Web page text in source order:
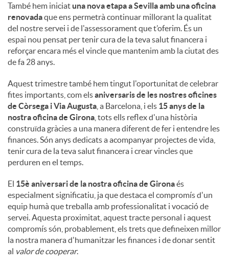
També hem iniciat una nova etapa a Sevilla amb una oficina
renovadaque ens permetrà continuar millorant la qualitat
del nostre servei i de l'assessorament que t’oferim. És un
espai nou pensat per tenir cura de la teva salut financera i
reforçar encara més el vincle que mantenim amb la ciutat des
de fa 28 anys.
Aquest trimestre també hem tingut l'oportunitat de celebrar
fites importants, com elsaniversaris de les nostres oficines
de Còrsega i Via Augusta , a Barcelona, ​​i els 15 anys de la
nostra oficina de Girona , tots ells reflex d'una història
construïda gràcies a una manera diferent de fer i entendre les
finances. Són anys dedicats a acompanyar projectes de vida,
tenir cura de la teva salut financera i crear vincles que
perduren en el temps.
El 15è aniversari de la nostra oficina de Gironaés
especialment significatiu, ja que destaca el compromís d'un
equip humà que treballa amb professionalitat i vocació de
servei. Aquesta proximitat, aquest tracte personal i aquest
compromís són, probablement, els trets que defineixen millor
la nostra manera d'humanitzar les finances i de donar sentit
al valor de cooperar.